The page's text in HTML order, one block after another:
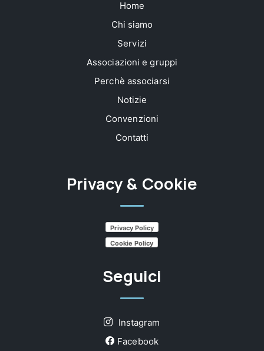
Home
Chi siamo
Servizi
Associazioni e gruppi
Perchè associarsi
Notizie
Convenzioni
Contatti
Privacy & Cookie
Privacy Policy
Cookie Policy
Seguici
Instagram
Facebook